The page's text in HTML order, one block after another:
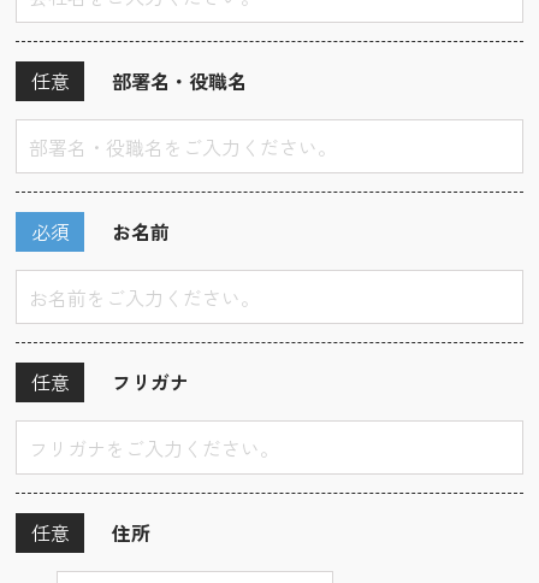
部署名・役職名
任意
お名前
必須
フリガナ
任意
住所
任意